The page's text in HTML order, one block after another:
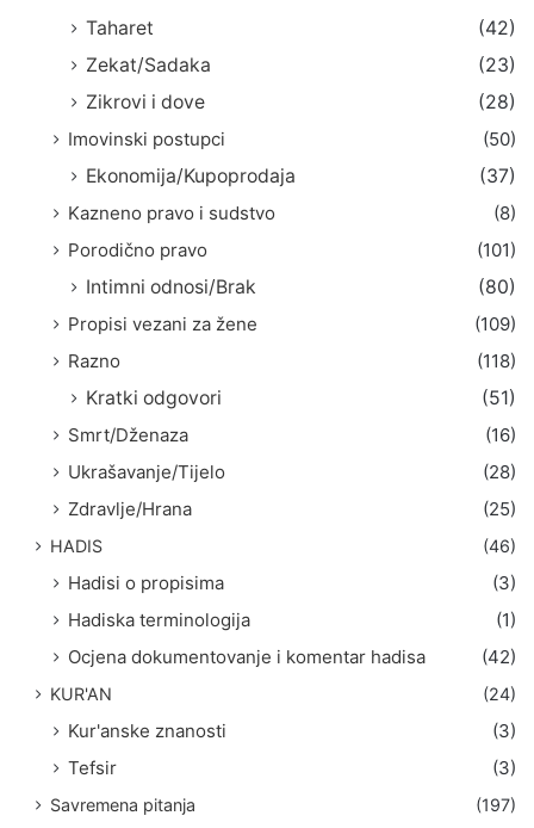
Taharet
(42)
Zekat/Sadaka
(23)
Zikrovi i dove
(28)
Imovinski postupci
(50)
Ekonomija/Kupoprodaja
(37)
Kazneno pravo i sudstvo
(8)
Porodično pravo
(101)
Intimni odnosi/Brak
(80)
Propisi vezani za žene
(109)
Razno
(118)
Kratki odgovori
(51)
Smrt/Dženaza
(16)
Ukrašavanje/Tijelo
(28)
Zdravlje/Hrana
(25)
HADIS (46)
Hadisi o propisima
(3)
Hadiska terminologija
(1)
Ocjena dokumentovanje i komentar hadisa
(42)
KUR'AN (24)
Kur'anske znanosti
(3)
Tefsir
(3)
Savremena pitanja
(197)